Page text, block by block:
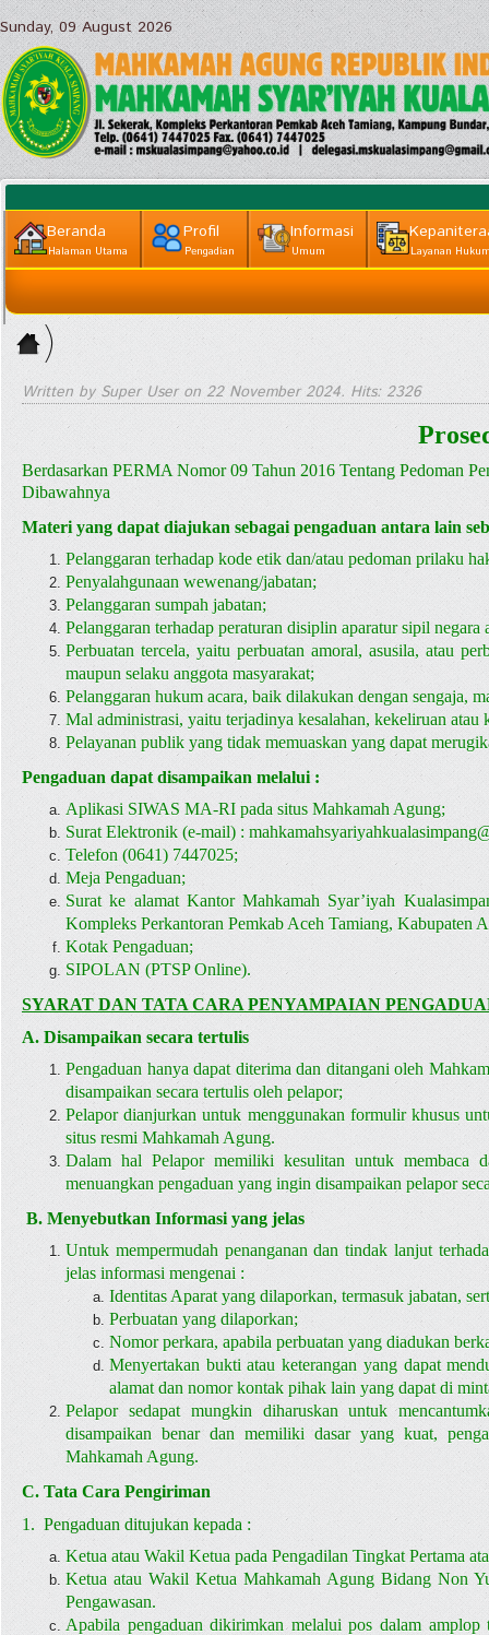
Sunday, 09 August 2026
Beranda
Halaman Utama
Profil
Pengadian
Informasi
Umum Layanan
Informasi
Home
Publik
>
Layanan
Pengaduan
>
Prosedur
Pengaduan
Written by Super User on 22 November 2024. Hits: 2326
Berdasarkan PERMA Nomor 09 Tahun 2016 Tentang Pedoman
Dibawahnya
Materi yang dapat diajukan sebagai pengaduan antara lain
Pelanggaran terhadap kode etik dan/atau pedoman prilaku
Penyalahgunaan wewenang/jabatan;
Pelanggaran sumpah jabatan;
Pelanggaran terhadap peraturan disiplin aparatur sipil
Perbuatan tercela, yaitu perbuatan amoral, asusila, atau
maupun selaku anggota masyarakat;
Pelanggaran hukum acara, baik dilakukan dengan sengaja,
Mal administrasi, yaitu terjadinya kesalahan, kekeliruan atau
Pelayanan publik yang tidak memuaskan yang dapat
Pengaduan dapat disampaikan melalui :
Aplikasi SIWAS MA-RI pada situs Mahkamah Agung;
Surat Elektronik (e-mail) :
Telefon (0641) 7447025;
Meja Pengaduan;
Surat ke alamat Kantor Mahkamah Syar’iyah
Kompleks Perkantoran Pemkab Aceh Tamiang, Kabupaten
Kotak Pengaduan;
SIPOLAN (PTSP Online).
SYARAT DAN TATA CARA PENYAMPAIAN
A. Disampaikan secara tertulis
Pengaduan hanya dapat diterima dan ditangani oleh
disampaikan secara tertulis oleh pelapor;
Pelapor dianjurkan untuk menggunakan formulir khusus
situs resmi Mahkamah Agung.
Dalam hal Pelapor memiliki kesulitan untuk membaca
menuangkan pengaduan yang ingin disampaikan pelapor
B. Menyebutkan Informasi yang jelas
Untuk mempermudah penanganan dan tindak lanjut
jelas informasi mengenai :
Identitas Aparat yang dilaporkan, termasuk jabatan,
Perbuatan yang dilaporkan;
Nomor perkara, apabila perbuatan yang diadukan
Menyertakan bukti atau keterangan yang dapat
alamat dan nomor kontak pihak lain yang dapat di
Pelapor sedapat mungkin diharuskan untuk
disampaikan benar dan memiliki dasar yang kuat,
Mahkamah Agung.
C. Tata Cara Pengiriman
1. Pengaduan ditujukan kepada :
Ketua atau Wakil Ketua pada Pengadilan Tingkat Pertama
Ketua atau Wakil Ketua Mahkamah Agung Bidang Non
Pengawasan.
Apabila pengaduan dikirimkan melalui pos dalam amplop